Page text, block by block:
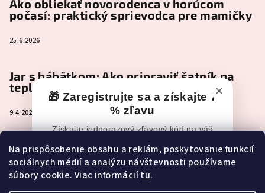
×
🎁 Zaregistrujte sa a získajte 7
% zľavu
Získajte jednorazový zľavový kód na váš
📧
Zľavový kód vám po registrácii príde
e-mailom.
Na prispôsobenie obsahu a reklám, poskytovanie funkcií
sociálnych médií a analýzu návštevnosti používame
súbory cookie. Viac informáciítu.
Ako obliekať novorodenca v horúcom
počasí: praktický sprievodca pre mamičky
25.6.2026
Jar s bábätkom: Ako pripraviť šatník na
teplejšie dni
9.4.2026
Čo je naozaj nevyhnutné zbaliť do
pôrodnice (a čo môže pokojne počkať)